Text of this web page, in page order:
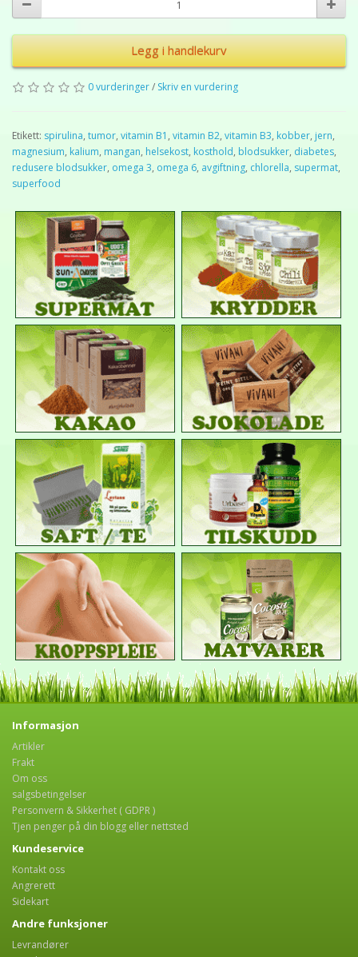
Legg i handlekurv
0 vurderinger/ Skriv en vurdering
Etikett: spirulina, tumor, vitamin B1 , vitamin B2, vitamin B3, kobber, jern,
magnesium, kalium, mangan, helsekost, kosthold, blodsukker, diabetes,
redusere blodsukker, omega 3, omega 6, avgiftning, chlorella, supermat,
superfood
Informasjon
Artikler
Frakt
Om oss
salgsbetingelser
Personvern & Sikkerhet ( GDPR )
Tjen penger på din blogg eller nettsted
Kundeservice
Kontakt oss
Angrerett
Sidekart
Andre funksjoner
Levrandører